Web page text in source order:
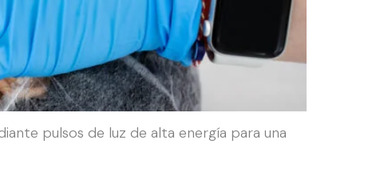
pulsos de luz de alta energía para una